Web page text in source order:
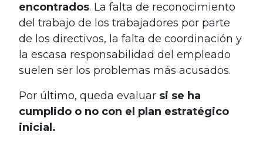
encontrados. La falta de reconocimiento
del trabajo de los trabajadores por parte
de los directivos, la falta de coordinación y
la escasa responsabilidad del empleado
suelen ser los problemas más acusados.
Por último, queda evaluar si se ha
cumplido o no con el plan estratégico
inicial.